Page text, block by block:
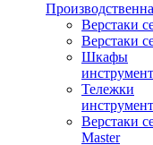
Верстаки
Верстаки
Шкафы
Тележки
Верстаки
Master